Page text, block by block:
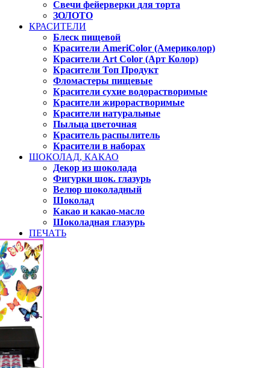
Свечи фейерверки для торта
ЗОЛОТО
КРАСИТЕЛИ
Блеск пищевой
Красители AmeriColor (Америколор)
Красители Art Color (Арт Колор)
Красители Топ Продукт
Фломастеры пищевые
Красители сухие водорастворимые
Красители жирорастворимые
Красители натуральные
Пыльца цветочная
Краситель распылитель
Красители в наборах
ШОКОЛАД, КАКАО
Декор из шоколада
Фигурки шок. глазурь
Велюр шоколадный
Шоколад
Какао и какао-масло
Шоколадная глазурь
ПЕЧАТЬ